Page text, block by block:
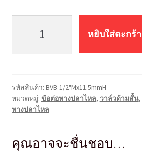
หางปลา
ไหล
เกลียว
1/2"Mx11.5mmH
หยิบใส่ตะกร้า
รหัสสินค้า: BVB-1/2"Mx11.5mmH
หมวดหมู่: ข้อต่อหางปลาไหล, วาล์วด้ามสั้น,
หางปลาไหล
คุณอาจจะชื่นชอบ…